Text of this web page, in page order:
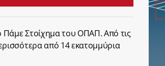
Πάμε Στοίχημα του ΟΠΑΠ. Από τις
από 14 εκατομμύρια